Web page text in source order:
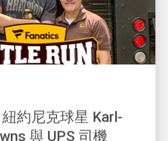
約尼克球星 Karl-
與 UPS 司機